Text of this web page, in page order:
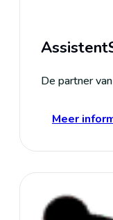
De partner
Meer